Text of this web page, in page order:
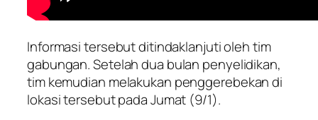
Informasi tersebut ditindaklanjuti oleh tim
gabungan. Setelah dua bulan penyelidikan,
tim kemudian melakukan penggerebekan di
lokasi tersebut pada Jumat (9/1).